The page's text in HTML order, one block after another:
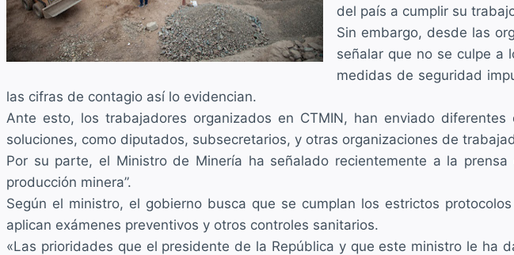
del país a cumplir su
Sin embargo, desde las
señalar que no se culpe a
medidas de seguridad
las cifras de contagio así lo evidencian.
Ante esto, los trabajadores organizados en CTMIN, han enviado
soluciones, como diputados, subsecretarios, y otras organizaciones de
Por su parte, el Ministro de Minería ha señalado recientemente a la
producción minera”.
Según el ministro, el gobierno busca que se cumplan los estrictos
aplican exámenes preventivos y otros controles sanitarios.
«Las prioridades que el presidente de la República y que este ministro le